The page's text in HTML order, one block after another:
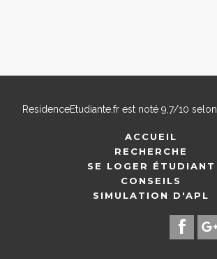
ResidenceEtudiante.frest noté 9,7/10 selon
ACCUEIL
RECHERCHE
SE LOGER ÉTUDIANT
CONSEILS
SIMULATION D'APL